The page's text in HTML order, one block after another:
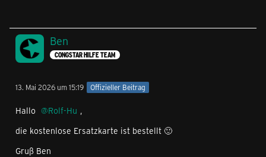
Ben
CONGSTAR HILFE TEAM
13. Mai 2026 um 15:19 Offizieller Beitrag
Hallo Rolf-Hu ,
die kostenlose Ersatzkarte ist bestellt 🙂
Gruß Ben